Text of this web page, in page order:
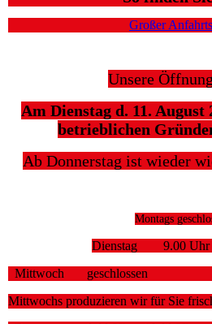
Großer
Unsere
Am Dienstag d. 11. August
betrieblichen
Ab Donnerstag ist wieder
Montags
Dienstag 9.00 Uhr
Mittwoch geschlossen
Mittwochs produzieren wir für Sie